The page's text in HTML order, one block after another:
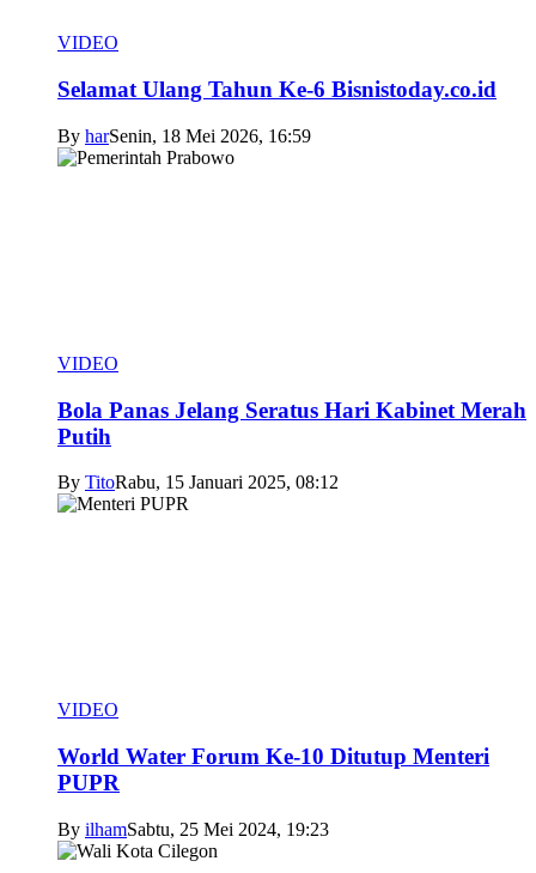
VIDEO
Selamat Ulang Tahun Ke-6 Bisnistoday.co.id
By harSenin, 18 Mei 2026, 16:59
VIDEO
Bola Panas Jelang Seratus Hari Kabinet Merah
Putih
By TitoRabu, 15 Januari 2025, 08:12
VIDEO
World Water Forum Ke-10 Ditutup Menteri
PUPR
By ilhamSabtu, 25 Mei 2024, 19:23